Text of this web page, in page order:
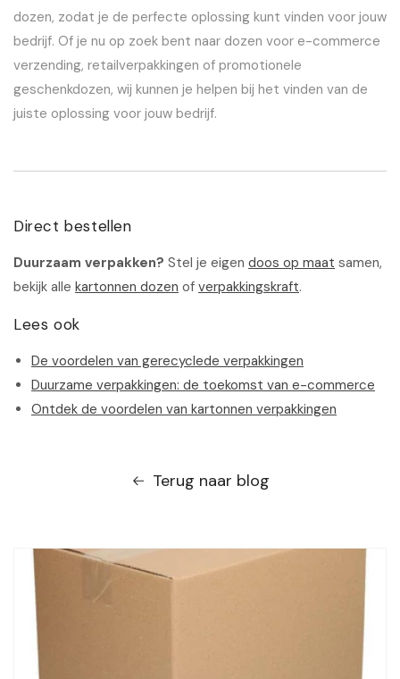
dozen, zodat je de perfecte oplossing kunt vinden voor jouw
bedrijf. Of je nu op zoek bent naar dozen voor e-commerce
verzending, retailverpakkingen of promotionele
geschenkdozen, wij kunnen je helpen bij het vinden van de
juiste oplossing voor jouw bedrijf.
Direct bestellen
Duurzaam verpakken? Stel je eigen doos op maat samen,
bekijk alle kartonnen dozen of verpakkingskraft.
Lees ook
De voordelen van gerecyclede verpakkingen
Duurzame verpakkingen: de toekomst van e-commerce
Ontdek de voordelen van kartonnen verpakkingen
Terug naar blog